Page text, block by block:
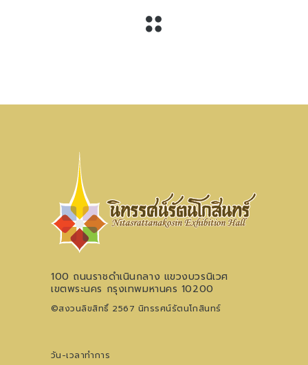
100 ถนนราชดำเนินกลาง แขวงบวรนิเวศ
เขตพระนคร กรุงเทพมหานคร 10200
©สงวนลิขสิทธิ์ 2567 นิทรรศน์รัตนโกสินทร์
วัน-เวลาทำการ